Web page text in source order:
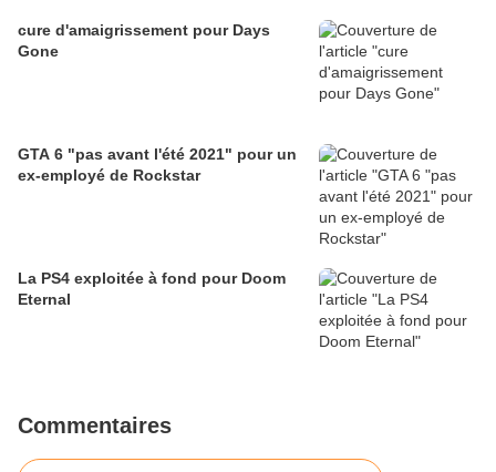
cure d'amaigrissement pour Days
Gone
GTA 6 "pas avant l'été 2021" pour un
ex-employé de Rockstar
La PS4 exploitée à fond pour Doom
Eternal
Commentaires